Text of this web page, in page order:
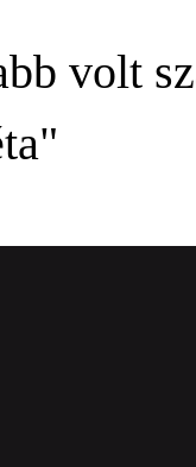
volt